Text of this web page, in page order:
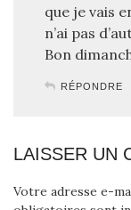
que je vais
n’ai pas
Bon
RÉPONDRE
LAISSER UN
Votre adresse e-